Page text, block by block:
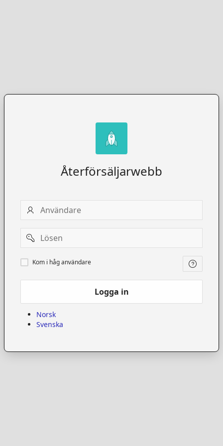
Återförsäljarwebb
Användare
Password
Kom
i
Kom i håg användare
Logga in
Norsk
Svenska